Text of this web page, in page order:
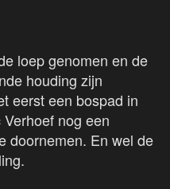
loep genomen en de
houding zijn
eerst een bospad in
nog een
doornemen. En wel de